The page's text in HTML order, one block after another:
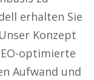
erhalten Sie
Konzept
optimierte
Aufwand und